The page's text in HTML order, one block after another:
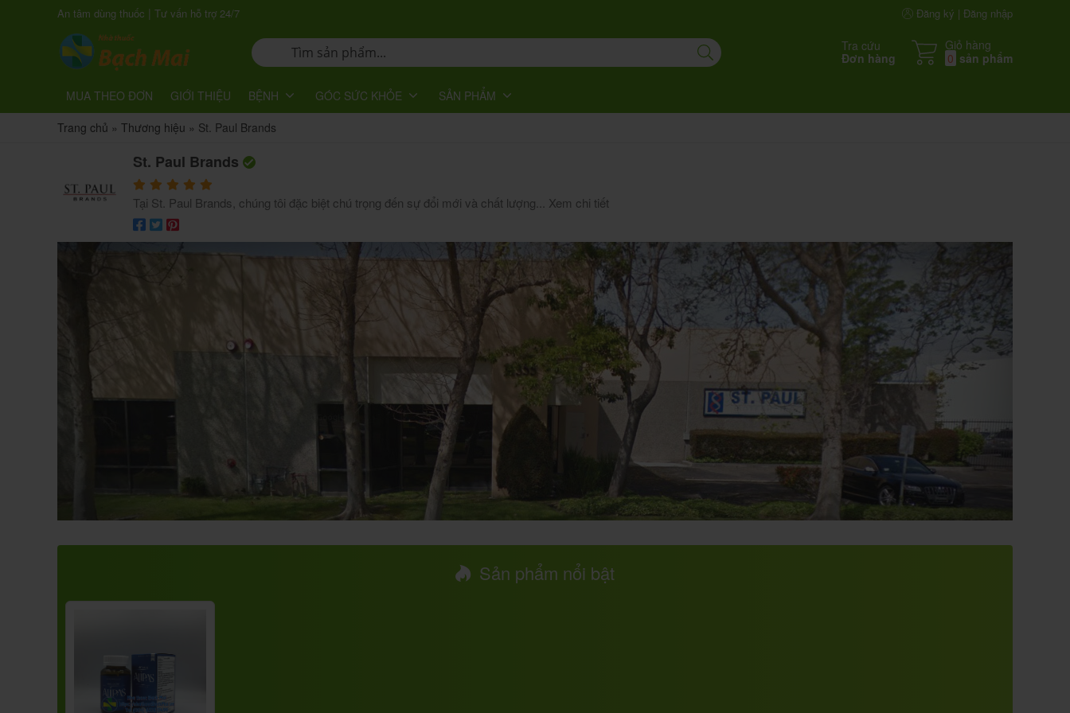
An tâm dùng thuốc | Tư vấn hỗ trợ 24/7 Đăng ký | Đăng nhập
Tra cứu
Đơn hàng
Giỏ hàng
0 sản phẩm
MUA THEO ĐƠN GIỚI THIỆU BỆNH GÓC SỨC KHỎE
SẢN PHẨM
Trang chủ » Thương hiệu » St. Paul Brands
St. Paul Brands
Tại St. Paul Brands, chúng tôi đặc biệt chú trọng đến sự đổi mới và chất lượng... Xem chi tiết
Sản phẩm nổi bật